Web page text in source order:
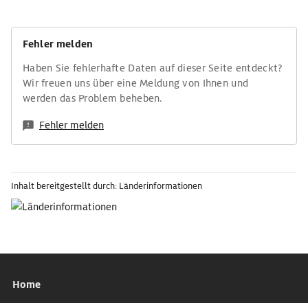
Fehler melden
Haben Sie fehlerhafte Daten auf dieser Seite entdeckt?
Wir freuen uns über eine Meldung von Ihnen und
werden das Problem beheben.
Fehler melden
Inhalt bereitgestellt durch: Länderinformationen
Home